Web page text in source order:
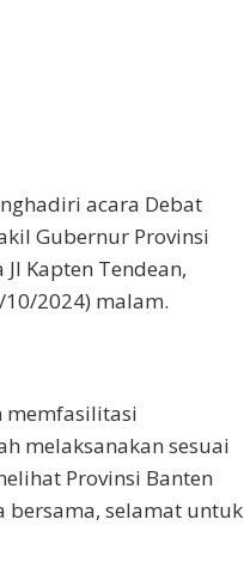
acara Debat
Gubernur Provinsi
Kapten Tendean,
2024) malam.
memfasilitasi
melaksanakan sesuai
Provinsi Banten
selamat untuk